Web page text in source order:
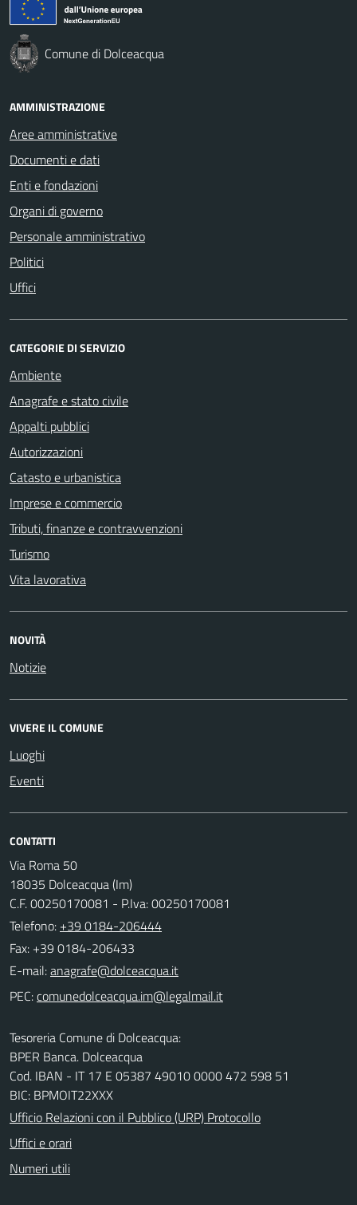
Comune di Dolceacqua
AMMINISTRAZIONE
Aree amministrative
Documenti e dati
Enti e fondazioni
Organi di governo
Personale amministrativo
Politici
Uffici
CATEGORIE DI SERVIZIO
Ambiente
Anagrafe e stato civile
Appalti pubblici
Autorizzazioni
Catasto e urbanistica
Imprese e commercio
Tributi, finanze e contravvenzioni
Turismo
Vita lavorativa
NOVITÀ
Notizie
VIVERE IL COMUNE
Luoghi
Eventi
CONTATTI
Via Roma 50
18035 Dolceacqua (Im)
C.F. 00250170081 - P.Iva: 00250170081
Telefono: +39 0184-206444
Fax: +39 0184-206433
E-mail:
PEC:
Tesoreria Comune di Dolceacqua:
BPER Banca. Dolceacqua
Cod. IBAN - IT 17 E 05387 49010 0000 472 598 51
BIC: BPMOIT22XXX
Ufficio Relazioni con il Pubblico (URP) Protocollo
Uffici e orari
Numeri utili